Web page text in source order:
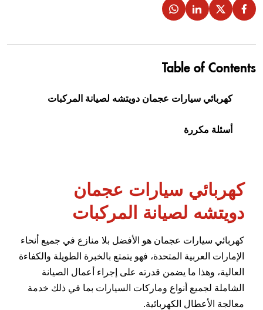
Table of Contents
كهربائي سيارات عجمان دويتشه لصيانة المركبات
أسئلة مكررة
كهربائي سيارات عجمان
دويتشه لصيانة المركبات
كهربائي سيارات عجمان هو الأفضل بلا منازع في جميع أنحاء
الإمارات العربية المتحدة، فهو يتمتع بالخبرة الطويلة والكفاءة
العالية، وهذا ما يضمن قدرته على إجراء أعمال الصيانة
الشاملة لجميع أنواع وماركات السيارات بما في ذلك خدمة
معالجة الأعطال الكهربائية.